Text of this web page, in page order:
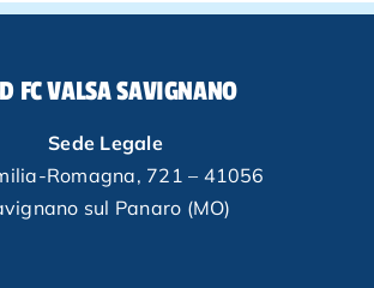
FC VALSA SAVIGNANO
Sede Legale
Romagna, 721 – 41056
sul Panaro (MO)